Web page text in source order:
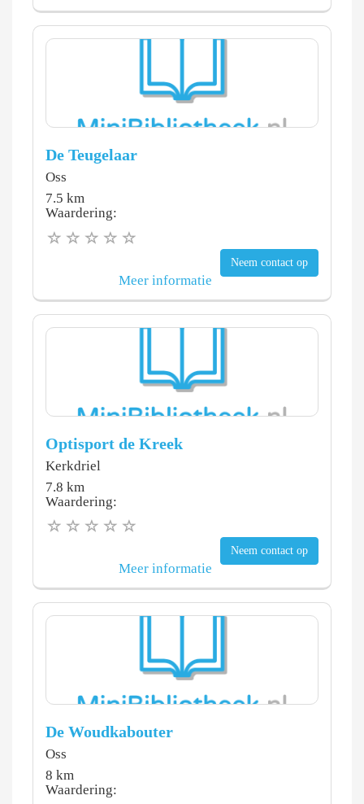
De Teugelaar
Oss
7.5 km
Waardering:
Neem contact op
Meer informatie
Optisport de Kreek
Kerkdriel
7.8 km
Waardering:
Neem contact op
Meer informatie
De Woudkabouter
Oss
8 km
Waardering: